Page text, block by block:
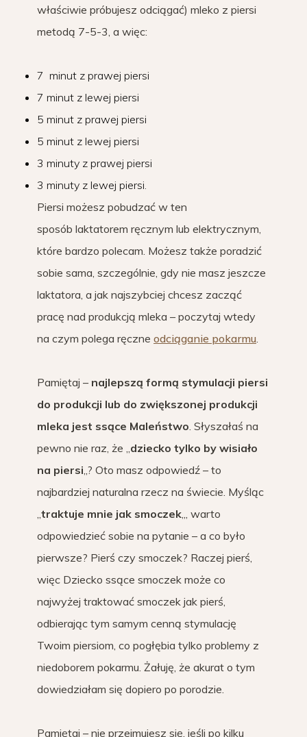
właściwie próbujesz odciągać) mleko z piersi
metodą 7-5-3, a więc:
7 minut z prawej piersi
7 minut z lewej piersi
5 minut z prawej piersi
5 minut z lewej piersi
3 minuty z prawej piersi
3 minuty z lewej piersi.
Piersi możesz pobudzać w ten
sposób laktatorem ręcznym lub elektrycznym,
które bardzo polecam. Możesz także poradzić
sobie sama, szczególnie, gdy nie masz jeszcze
laktatora, a jak najszybciej chcesz zacząć
pracę nad produkcją mleka – poczytaj wtedy
na czym polega ręczne odciąganie pokarmu
Pamiętaj – najlepszą formą stymulacji piersi
do produkcji lub do zwiększonej produkcji
mleka jest ssące Maleństwo . Słyszałaś na
pewno nie raz, że „ dziecko tylko by wisiało
na piersi „? Oto masz odpowiedź – to
najbardziej naturalna rzecz na świecie. Myśląc
traktuje mnie jak smoczek „, warto
odpowiedzieć sobie na pytanie – a co było
pierwsze? Pierś czy smoczek? Raczej pierś,
więc Dziecko ssące smoczek może co
najwyżej traktować smoczek jak pierś,
odbierając tym samym cenną stymulację
Twoim piersiom, co pogłębia tylko problemy z
niedoborem pokarmu. Żałuję, że akurat o tym
dowiedziałam się dopiero po porodzie.
Pamiętaj – nie przejmujesz się, jeśli po kilku